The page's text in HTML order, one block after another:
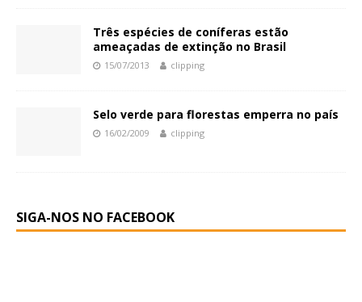
Três espécies de coníferas estão
ameaçadas de extinção no Brasil
15/07/2013 clipping
Selo verde para florestas emperra no país
16/02/2009 clipping
SIGA-NOS NO FACEBOOK